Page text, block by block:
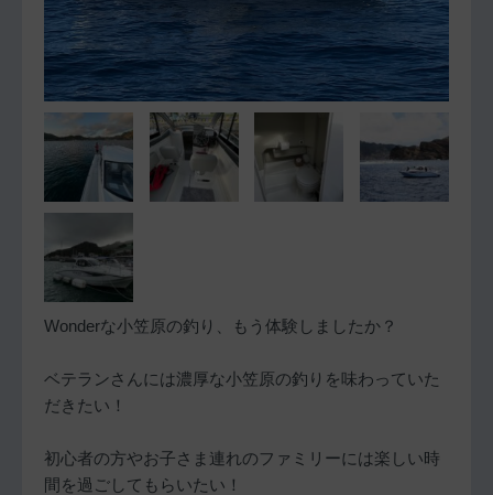
Wonderな小笠原の釣り、もう体験しましたか？
ベテランさんには濃厚な小笠原の釣りを味わっていた
だきたい！
初心者の方やお子さま連れのファミリーには楽しい時
間を過ごしてもらいたい！